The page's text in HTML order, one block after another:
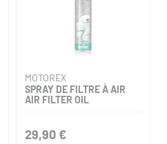
MOTOREX
SPRAY DE FILTRE À AIR
AIR FILTER OIL
29,90 €